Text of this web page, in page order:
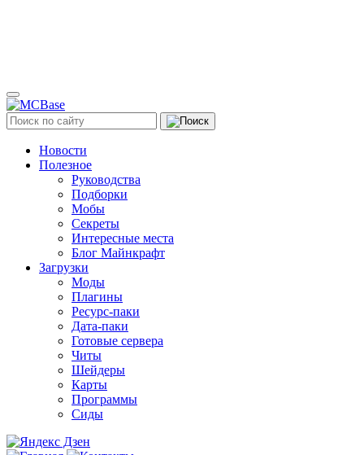
Новости
Полезное
Руководства
Подборки
Мобы
Секреты
Интересные места
Блог Майнкрафт
Загрузки
Моды
Плагины
Ресурс-паки
Дата-паки
Готовые сервера
Читы
Шейдеры
Карты
Программы
Сиды